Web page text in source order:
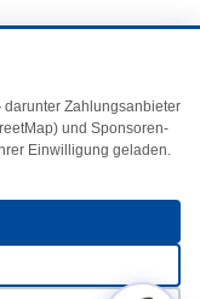
Zahlungsanbieter
und Sponsoren-
Einwilligung geladen.